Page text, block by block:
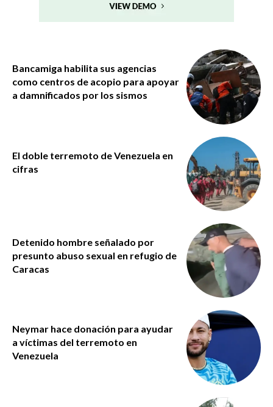
Bancamiga habilita sus agencias
como centros de acopio para apoyar
a damnificados por los sismos
El doble terremoto de Venezuela en
cifras
Detenido hombre señalado por
presunto abuso sexual en refugio de
Caracas
Neymar hace donación para ayudar
a víctimas del terremoto en
Venezuela